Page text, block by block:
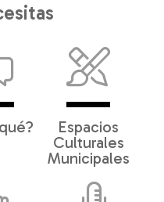
Espacios
Culturales
Municipales